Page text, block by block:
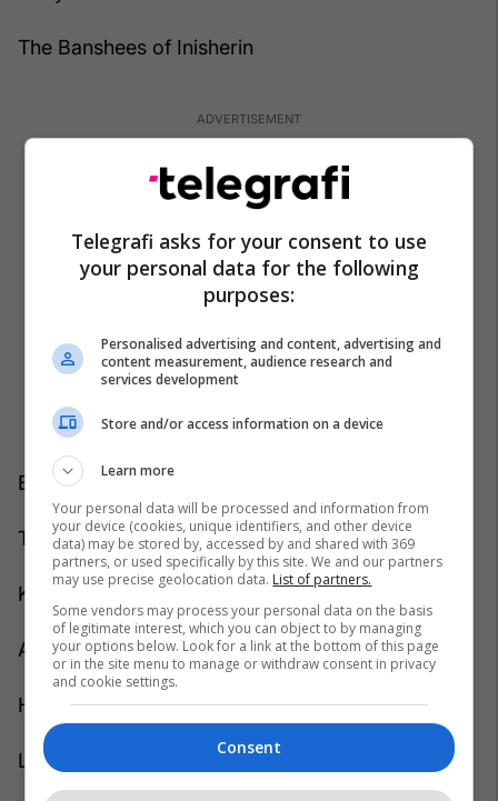
The Banshees of Inisherin
Everything Everywhere All at Once
The Fabelmans
Kënga më e mirë origjinale
Applause, Tell It Like a Woman
Hold My Hand, Top Gun: Maverick
Lift Me Up, Black Panther: Wakanda Forever
Telegrafi asks for your consent to use
your personal data for the following
purposes:
Personalised advertising and content, advertising and
content measurement, audience research and
services development
Store and/or access information on a device
Learn more
Your personal data will be processed and information from
your device (cookies, unique identifiers, and other device
data) may be stored by, accessed by and shared with 369
partners, or used specifically by this site. We and our partners
may use precise geolocation data. List of partners.
Some vendors may process your personal data on the basis
of legitimate interest, which you can object to by managing
your options below. Look for a link at the bottom of this page
or in the site menu to manage or withdraw consent in privacy
and cookie settings.
Consent